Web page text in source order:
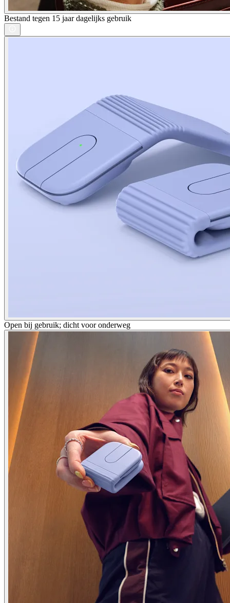
Bestand tegen 15 jaar dagelijks gebruik
Open bij gebruik; dicht voor onderweg